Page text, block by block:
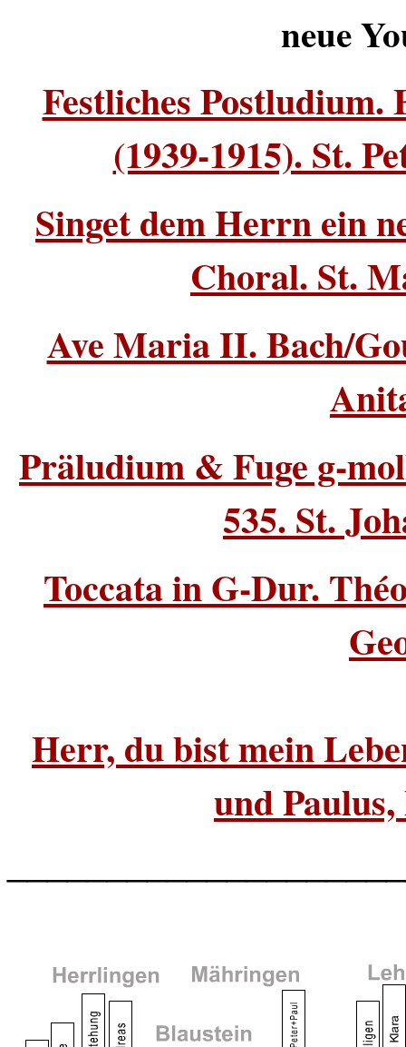
neue
Festliches
(1939-1915). St.
Singet dem Herrn ein
Choral. St.
Ave Maria II. Bach/
Präludium & Fuge g-
535. St.
Toccata in G-Dur.
Herr, du bist mein
und